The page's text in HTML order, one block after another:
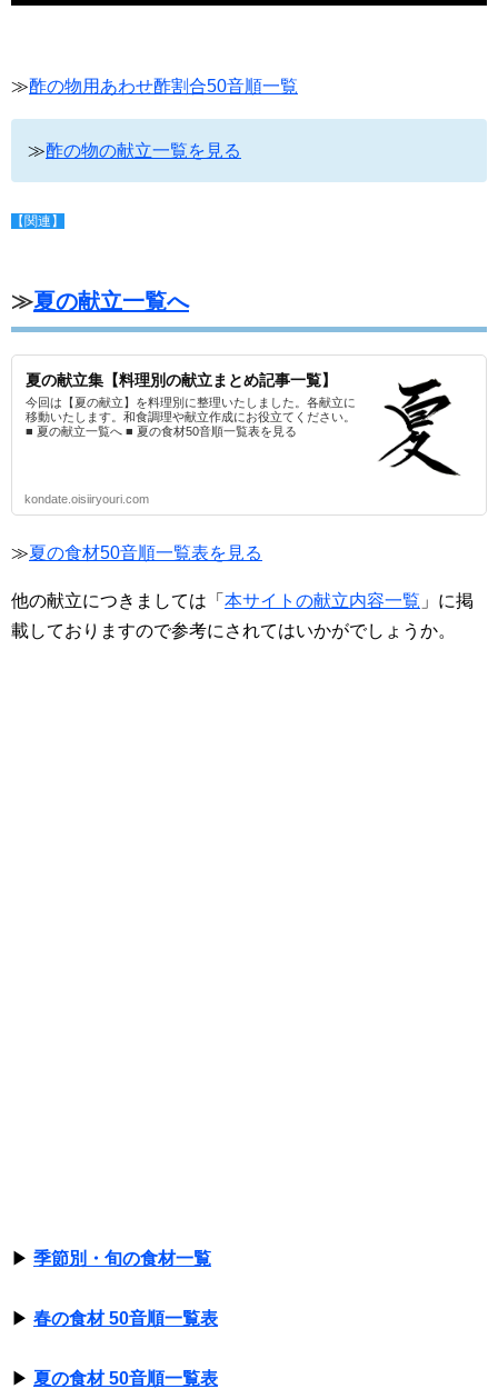
≫酢の物用あわせ酢割合50音順一覧
≫酢の物の献立一覧を見る
【関連】
≫夏の献立一覧へ
夏の献立集【料理別の献立まとめ記事一覧】
今回は【夏の献立】を料理別に整理いたしました。各献立に
移動いたします。和食調理や献立作成にお役立てください。
■ 夏の献立一覧へ ■ 夏の食材50音順一覧表を見る
kondate.oisiiryouri.com
≫夏の食材50音順一覧表を見る
他の献立につきましては「 本サイトの献立内容一覧 」に掲
載しておりますので参考にされてはいかがでしょうか。
▶ 季節別・旬の食材一覧
▶ 春の食材 50音順一覧表
▶ 夏の食材 50音順一覧表